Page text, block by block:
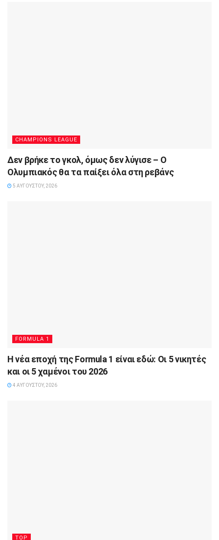
CHAMPIONS LEAGUE
Δεν βρήκε το γκολ, όμως δεν λύγισε – Ο
Ολυμπιακός θα τα παίξει όλα στη ρεβάνς
5 ΑΥΓΟΎΣΤΟΥ, 2026
FORMULA 1
Η νέα εποχή της Formula 1 είναι εδώ: Οι 5 νικητές
και οι 5 χαμένοι του 2026
4 ΑΥΓΟΎΣΤΟΥ, 2026
TOP